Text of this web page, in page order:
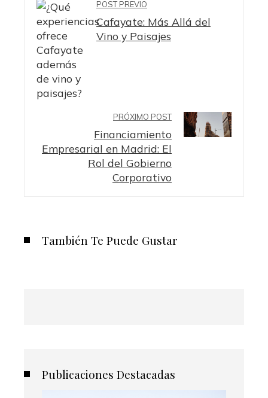
POST PREVIO
Cafayate: Más Allá del
Vino y Paisajes
PRÓXIMO POST
Financiamiento
Empresarial en Madrid: El
Rol del Gobierno
Corporativo
También Te Puede Gustar
Publicaciones Destacadas